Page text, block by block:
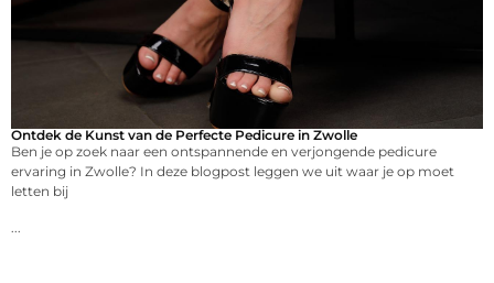
Ontdek de Kunst van de Perfecte Pedicure in Zwolle
Ben je op zoek naar een ontspannende en verjongende pedicure
ervaring in Zwolle? In deze blogpost leggen we uit waar je op moet
letten bij